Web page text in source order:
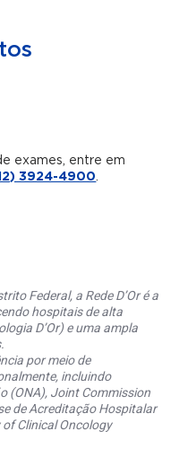
exames, entre em
3924-4900.
Federal, a Rede D’Or é a
hospitais de alta
D’Or) e uma ampla
por meio de
incluindo
(ONA), Joint Commission
de Acreditação Hospitalar
of Clinical Oncology